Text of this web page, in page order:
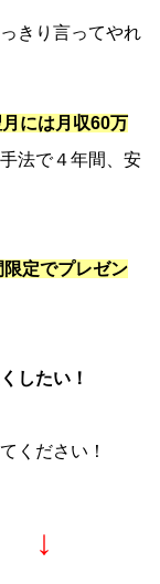
きり言ってやれ
には月収60万
法で４年間、安
定でプレゼン
したい！
ください！